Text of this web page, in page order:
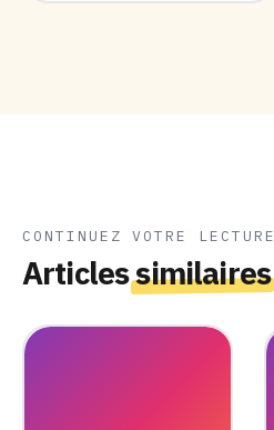
CONTINUEZ VOTRE LECTURE
Articlessimilaires